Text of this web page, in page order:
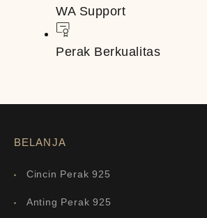
WA Support
Perak Berkualitas
BELANJA
Cincin Perak 925
Anting Perak 925